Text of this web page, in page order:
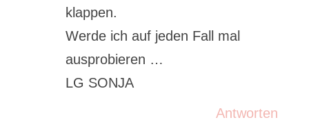
klappen.
Werde ich auf jeden Fall mal
ausprobieren …
LG SONJA
Antworten